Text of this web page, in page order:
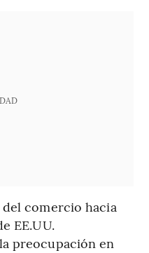
comercio hacia
EE.UU.
preocupación en